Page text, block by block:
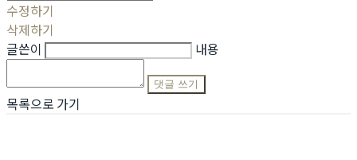
수정하기
삭제하기
글쓴이
내용
댓글 쓰기
목록으로 가기